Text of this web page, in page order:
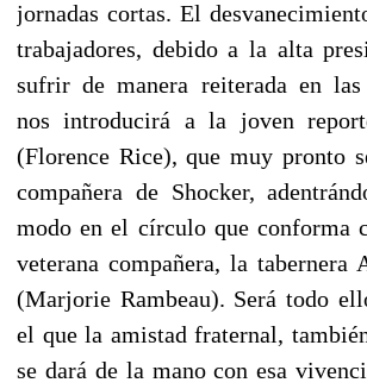
jornadas cortas. El
trabajadores, debido a la alta
sufrir de manera reiterada en las
nos introducirá a la joven
(Florence Rice), que muy pronto
compañera de Shocker,
modo en el círculo que conforma
veterana compañera, la tabernera
(Marjorie Rambeau). Será todo
el que la amistad fraternal,
se dará de la mano con esa